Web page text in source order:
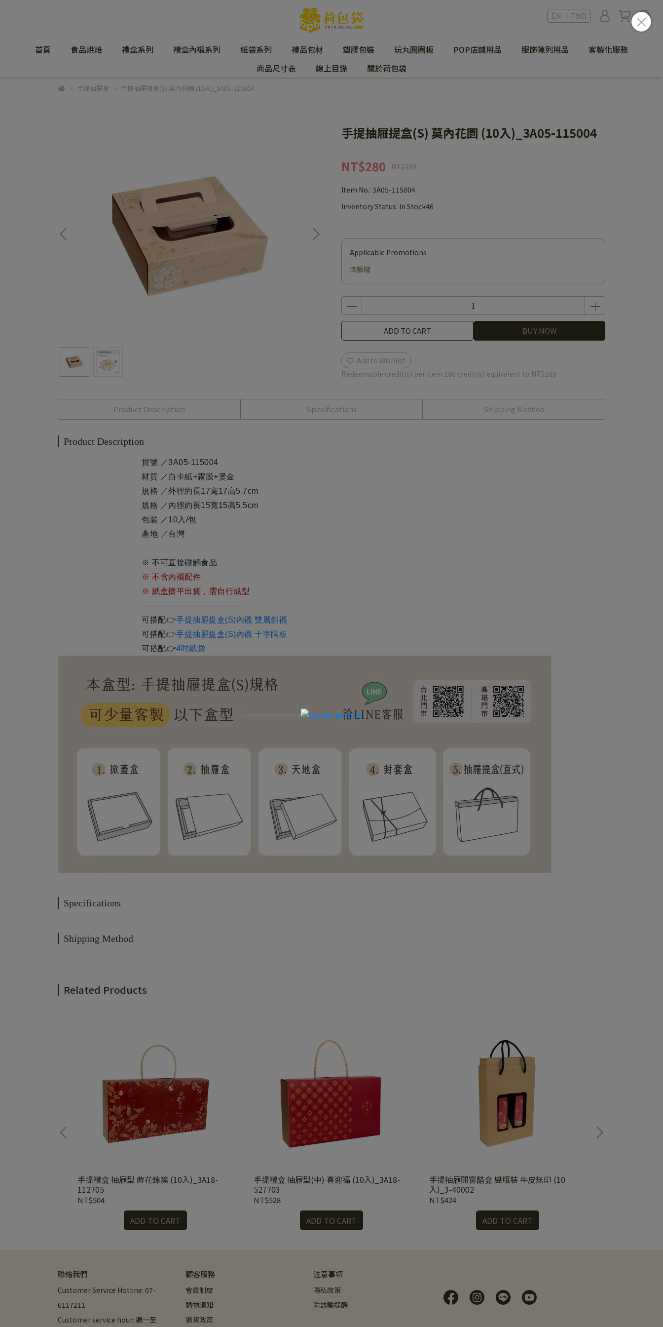
EN ｜ TWD
首頁 食品烘焙 禮盒系列 禮盒內襯系列 紙袋系列 禮品包材 塑膠包裝 玩丸圓圈板 POP店鋪用品 服飾陳列用品
客製化服務
商品尺寸表
線上目錄 關於荷包袋
手提抽屜盒 手提抽屜提盒(S) 莫內花園 (10入)_3A05-115004
手提抽屜提盒(S) 莫內花園 (10入)_3A05-115004
NT$280 NT$350
Item No.: 3A05-115004
Inventory Status: In Stock46
Applicable Promotions
滿額贈
ADD TO CART BUY NOW
Add to Wishlist
Redeemable credit(s) per item 280 credit(s) equivalent to NT$280
Product Description Specifications Shipping Method
Product Description
貨號 ／3A05-115004
材質 ／白卡紙+霧膜+燙金
規格 ／外徑約長17寬17高5.7cm
規格 ／內徑約長15寬15高5.5cm
包裝 ／10入/包
產地 ／台灣
※ 不可直接碰觸食品
※ 不含內襯配件
※ 紙盒攤平出貨，需自行成型
————————————
可搭配👉手提抽屜提盒(S)內襯 雙層斜襯
可搭配👉手提抽屜提盒(S)內襯 十字隔板
可搭配👉4吋紙袋
Specifications
Shipping Method
Related Products
手提禮盒 抽屜型 蒔花錦簇 (10入)_3A18-
112705
NT$504
ADD TO CART
手提禮盒 抽屜型(中) 喜迎福 (10入)_3A18-
527703
NT$528
ADD TO CART
手提抽屜開窗醋盒 雙瓶裝 牛皮無印 (10
入)_3-40002
NT$424
ADD TO CART
聯絡我們
Customer Service Hotline: 07-
6117211
Customer service hour: 週一至
顧客服務
會員制度
購物須知
退貨政策
注意事項
隱私政策
防詐騙提醒